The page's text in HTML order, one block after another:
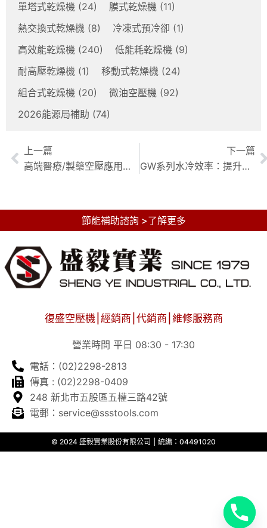
單塔式乾燥機 (24) 膜式乾燥機 (11)
熱交換式乾燥機 (8) 冷凍式預冷卻 (1)
高效能乾燥機 (240) 低能耗乾燥機 (9)
耐高壓乾燥機 (1) 移動式乾燥機 (24)
組合式乾燥機 (20) 微油空壓機 (92)
2026能源局補助 (74)
上一篇
高端醫療/製藥空壓應用：復盛GW系列，締造潔淨、安全、高效的空氣動力
下一篇
GW系列水冷效率：提升復盛空壓機壓縮效率的關鍵指南
節能補助諮詢 >了解更多
復盛空壓機⎮經銷商⎮代銷商⎮維修服務商
營業時間 平日 08:30 - 17:30
電話：(02)2298-2813
傳真 : (02)2298-0409
248 新北市五股區五權三路42號
電郵：service@ssstools.com
© 2024 盛毅實業股份有限公司 ⎮ 統編：04491020